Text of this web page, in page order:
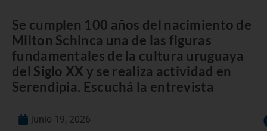
Se cumplen 100 años del nacimiento de
Milton Schinca una de las figuras
fundamentales de la cultura uruguaya
del Siglo XX y se realiza actividad en
Serendipia. Escuchá la entrevista
junio 19, 2026